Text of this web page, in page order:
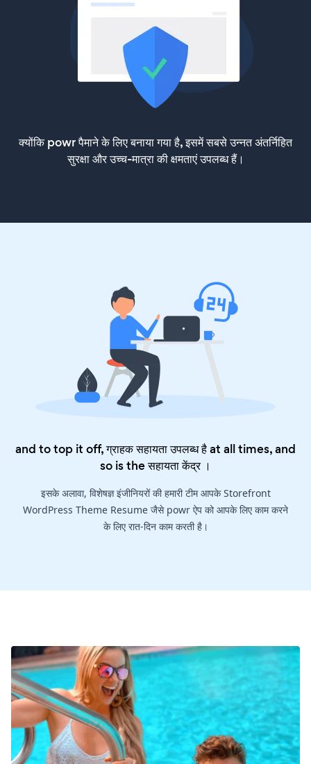
क्योंकि powr पैमाने के लिए बनाया गया है, इसमें सबसे उन्नत अंतर्निहित
सुरक्षा और उच्च-मात्रा की क्षमताएं उपलब्ध हैं।
and to top it off, ग्राहक सहायता उपलब्ध है at all times, and
so is theसहायता केंद्र।
इसके अलावा, विशेषज्ञ इंजीनियरों की हमारी टीम आपके Storefront
WordPress Theme Resume जैसे powr ऐप को आपके लिए काम करने
के लिए रात-दिन काम करती है।